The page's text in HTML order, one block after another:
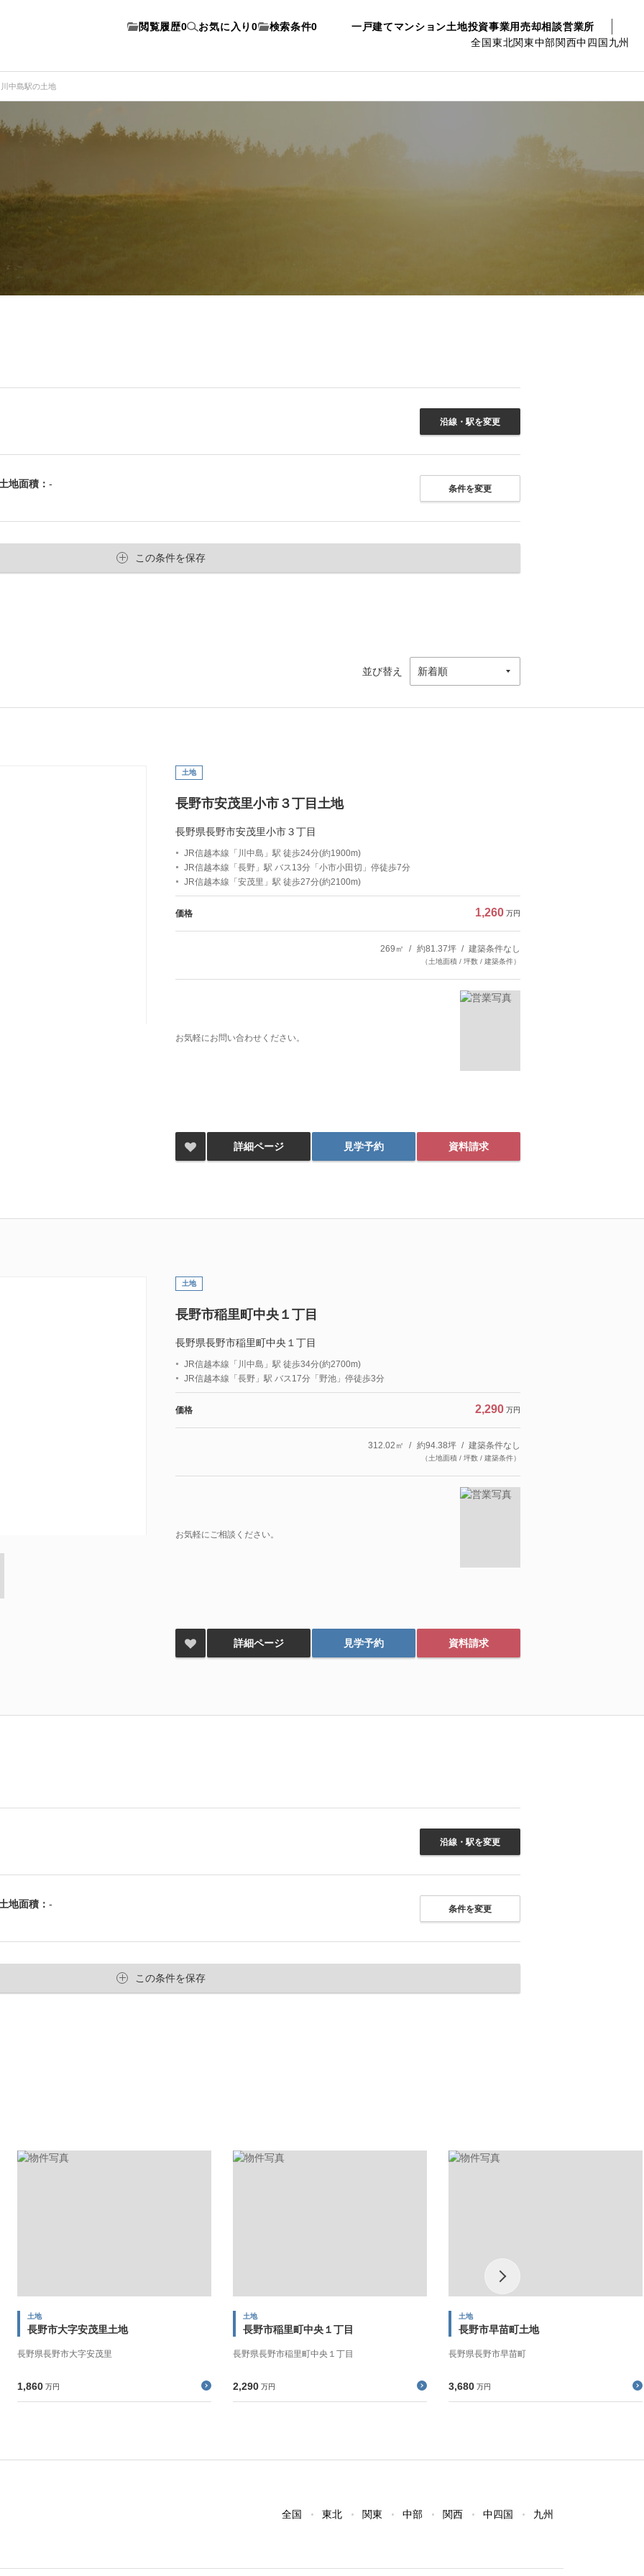
一戸建てマンション土地投資事業用売却相談営業所
全国東北関東中部関西中四国九州
閲覧履歴0 お気に入り 0 検索条件0
川中島駅の土地
沿線・駅を変更
地面積： - 条件を変更
この条件を保存
並び替え
土地
長野市安茂里小市３丁目土地
長野県長野市安茂里小市３丁目
JR信越本線「川中島」駅 徒歩24分(約1900m)
JR信越本線「長野」駅 バス13分「小市小田切」停徒歩7分
JR信越本線「安茂里」駅 徒歩27分(約2100m)
価格 1,260 万円
269㎡ 約81.37坪 建築条件なし
（土地面積 / 坪数 / 建築条件）
お気軽にお問い合わせください。
詳細ページ 見学予約 資料請求
土地
長野市稲里町中央１丁目
長野県長野市稲里町中央１丁目
JR信越本線「川中島」駅 徒歩34分(約2700m)
JR信越本線「長野」駅 バス17分「野池」停徒歩3分
価格 2,290 万円
312.02㎡ 約94.38坪 建築条件なし
（土地面積 / 坪数 / 建築条件）
お気軽にご相談ください。
詳細ページ 見学予約 資料請求
沿線・駅を変更
地面積： - 条件を変更
この条件を保存
土地
長野市大字安茂里土地
長野県長野市大字安茂里
1,860 万円
土地
長野市稲里町中央１丁目
長野県長野市稲里町中央１丁目
2,290 万円
土地
長野市早苗町土地
長野県長野市早苗町
3,680 万円
全国 東北 関東 中部 関西 中四国 九州